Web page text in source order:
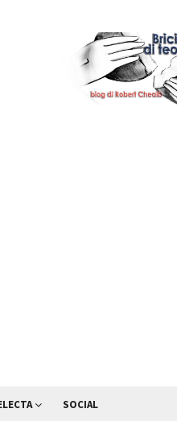
SOCIAL